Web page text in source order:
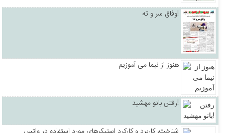
وفاق سر و ته!
هنوز از نیما می آموزیم
رفتن بانو مهشید!